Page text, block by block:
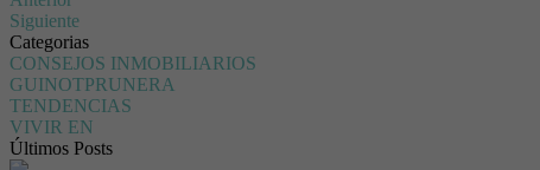
Siguiente
Categorias
CONSEJOS INMOBILIARIOS
GUINOTPRUNERA
TENDENCIAS
VIVIR EN
Últimos Posts